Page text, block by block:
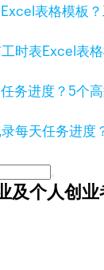
时表Excel表
每天任务进度
及个人创业